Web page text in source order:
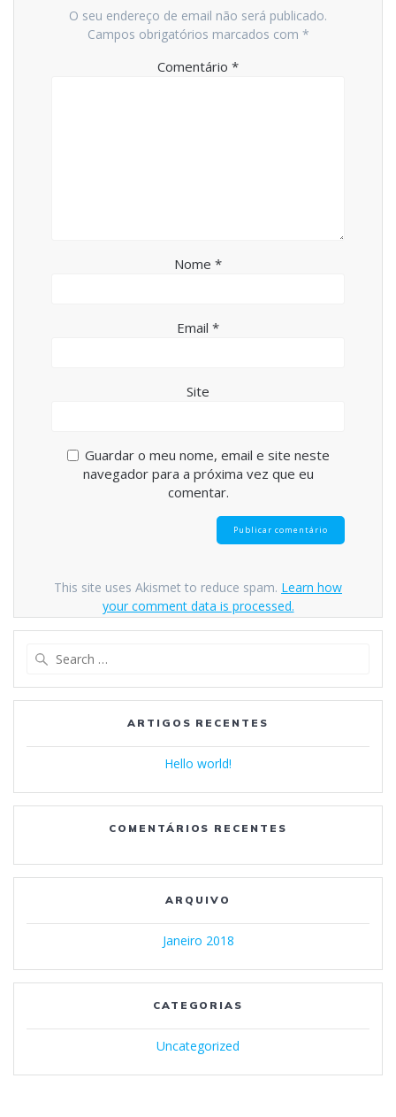
O seu endereço de email não será publicado.
Campos obrigatórios marcados com *
Comentário *
Nome *
Email *
Site
Guardar o meu nome, email e site neste
navegador para a próxima vez que eu
comentar.
This site uses Akismet to reduce spam. Learn how
your comment data is processed.
ARTIGOS RECENTES
Hello world!
COMENTÁRIOS RECENTES
ARQUIVO
Janeiro 2018
CATEGORIAS
Uncategorized